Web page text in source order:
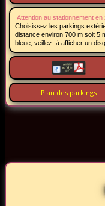
Attention au stationnement en
Choisissez les parkings
distance environ 700 m soit 5
bleue, veillez à afficher un
Plan des parkings